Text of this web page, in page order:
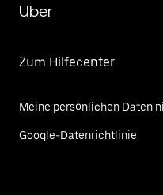
Uber
Zum Hilfecenter
Meine persönlichen Daten
Google-Datenrichtlinie